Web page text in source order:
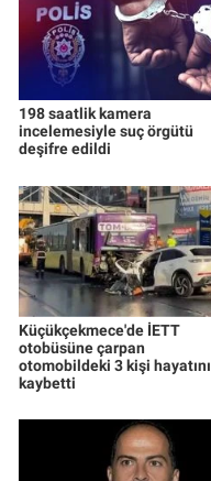
198 saatlik kamera
incelemesiyle suç örgütü
deşifre edildi
Küçükçekmece'de İETT
otobüsüne çarpan
otomobildeki 3 kişi hayatını
kaybetti